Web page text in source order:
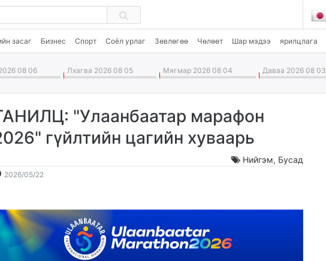
засаг Бизнес Спорт Соёл урлаг Зөвлөгөө Чөлөөт Шар мэдээ ярилцлага
08 06 Лхагва 2026 08 05 Мягмар 2026 08 04 Даваа 2026 08 03
"Улаанбаатар марафон
гүйлтийн цагийн хуваарь
Нийгэм, Бусад
2026/05/22
17:08:34
10:11:20